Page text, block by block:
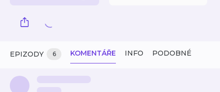
EPIZODY 6 KOMENTÁŘE INFO PODOBNÉ